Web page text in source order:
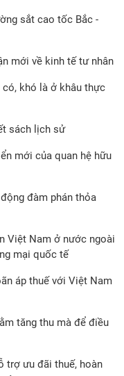
sắt cao tốc Bắc -
mới về kinh tế tư nhân
khó là ở khâu thực
sách lịch sử
mới của quan hệ hữu
đàm phán thỏa
Việt Nam ở nước ngoài
mại quốc tế
áp thuế với Việt Nam
tăng thu mà để điều
trợ ưu đãi thuế, hoàn